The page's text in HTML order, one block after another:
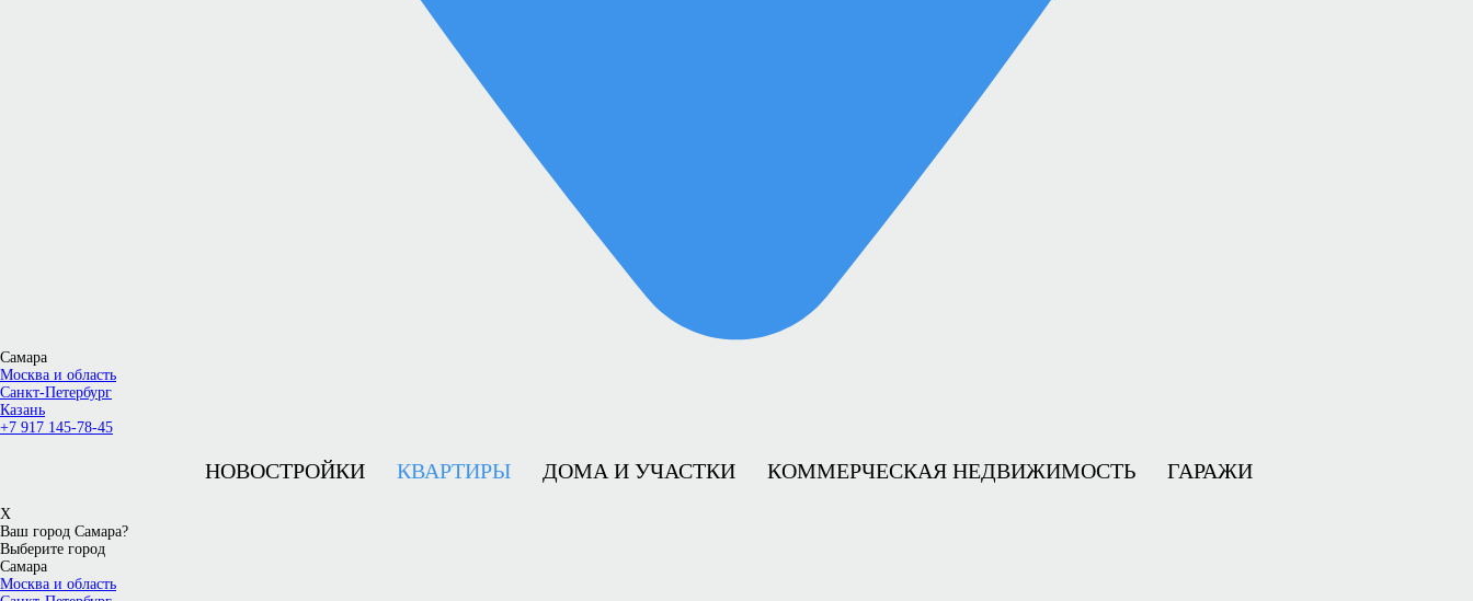
Самара
Москва и область
Санкт-Петербург
Казань
+7 917 145-78-45
НОВОСТРОЙКИ КВАРТИРЫ ДОМА И УЧАСТКИ КОММЕРЧЕСКАЯ НЕДВИЖИМОСТЬ ГАРАЖИ
X
Ваш город Самара?
Выберите город
Самара
Москва и область